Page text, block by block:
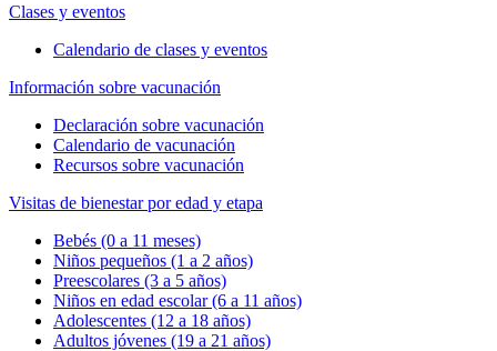
Clases y eventos
Calendario de clases y eventos
Información sobre vacunación
Declaración sobre vacunación
Calendario de vacunación
Recursos sobre vacunación
Visitas de bienestar por edad y etapa
Bebés (0 a 11 meses)
Niños pequeños (1 a 2 años)
Preescolares (3 a 5 años)
Niños en edad escolar (6 a 11 años)
Adolescentes (12 a 18 años)
Adultos jóvenes (19 a 21 años)